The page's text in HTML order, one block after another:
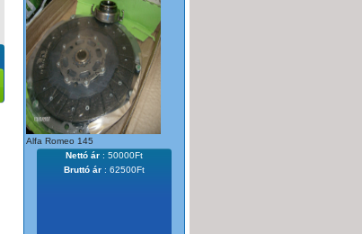
Alfa Romeo 145
Nettó ár : 50000Ft
Bruttó ár : 62500Ft